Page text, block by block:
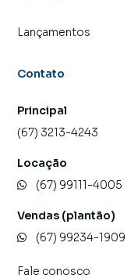
Lançamentos
Contato
Principal
(67) 3213-4243
Locação
(67) 99111-4005
Vendas (plantão)
(67) 99234-1909
Fale conosco